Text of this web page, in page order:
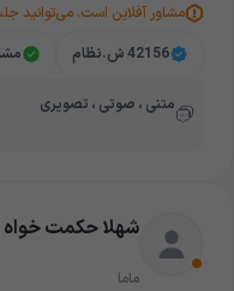
مشاور آفلاین است. می‌توانید
42156 ش.نظام
متنی ، صوتی ، تصویری
شهلا حکمت خواه
ماما